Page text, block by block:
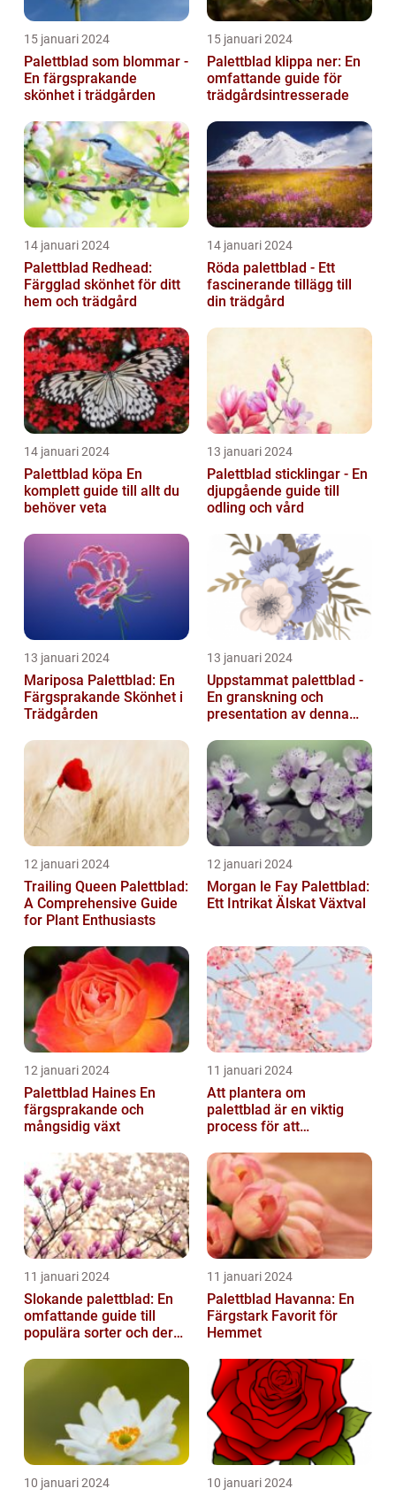
15 januari 2024
Palettblad som blommar -
En färgsprakande
skönhet i trädgården
15 januari 2024
Palettblad klippa ner: En
omfattande guide för
trädgårdsintresserade
14 januari 2024
Palettblad Redhead:
Färgglad skönhet för ditt
hem och trädgård
14 januari 2024
Röda palettblad - Ett
fascinerande tillägg till
din trädgård
14 januari 2024
Palettblad köpa En
komplett guide till allt du
behöver veta
13 januari 2024
Palettblad sticklingar - En
djupgående guide till
odling och vård
13 januari 2024
Mariposa Palettblad: En
Färgsprakande Skönhet i
Trädgården
13 januari 2024
Uppstammat palettblad -
En granskning och
presentation av denna
12 januari 2024
Trailing Queen Palettblad:
A Comprehensive Guide
for Plant Enthusiasts
12 januari 2024
Morgan le Fay Palettblad:
Ett Intrikat Älskat Växtval
12 januari 2024
Palettblad Haines En
färgsprakande och
mångsidig växt
11 januari 2024
Att plantera om
palettblad är en viktig
process för att
överlevnad och tillväxt...
11 januari 2024
Slokande palettblad: En
omfattande guide till
populära sorter och deras
11 januari 2024
Palettblad Havanna: En
Färgstark Favorit för
Hemmet
10 januari 2024 10 januari 2024